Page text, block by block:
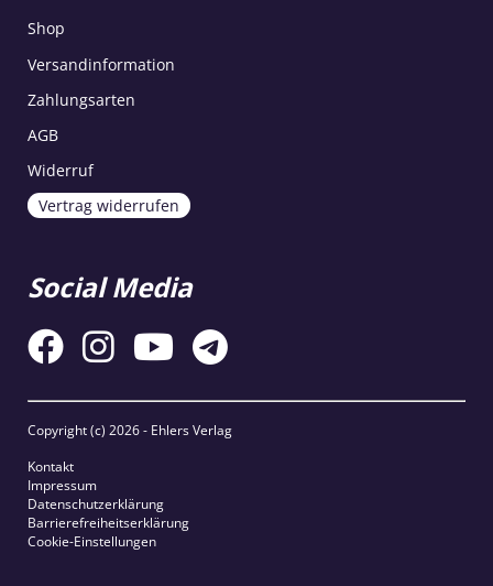
Shop
Versandinformation
Zahlungsarten
AGB
Widerruf
Vertrag widerrufen
Social Media
Copyright (c) 2026 - Ehlers Verlag
Kontakt
Impressum
Datenschutzerklärung
Barrierefreiheitserklärung
Cookie-Einstellungen